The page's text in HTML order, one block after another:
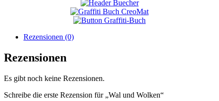
Rezensionen (0)
Rezensionen
Es gibt noch keine Rezensionen.
Schreibe die erste Rezension für „Wal und Wolken“